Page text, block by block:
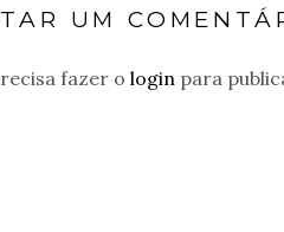
UM
fazer o login para